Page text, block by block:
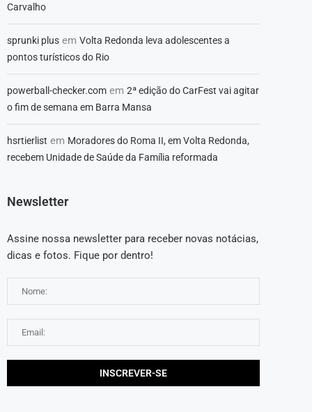
Carvalho
sprunki plus em Volta Redonda leva adolescentes a
pontos turísticos do Rio
powerball-checker.com em 2ª edição do CarFest vai agitar
o fim de semana em Barra Mansa
hsrtierlist em Moradores do Roma II, em Volta Redonda,
recebem Unidade de Saúde da Família reformada
Newsletter
Assine nossa newsletter para receber novas notácias,
dicas e fotos. Fique por dentro!